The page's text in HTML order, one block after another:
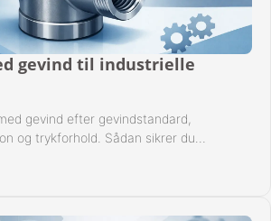
gevind til industrielle
gevind efter gevindstandard,
og trykforhold. Sådan sikrer du